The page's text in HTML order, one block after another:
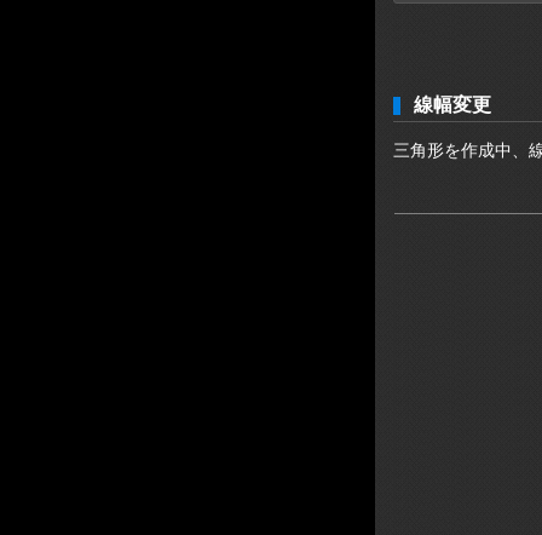
線幅変更
三角形を作成中、